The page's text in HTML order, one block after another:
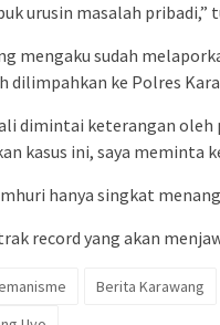
urusin masalah pribadi,”
mengaku sudah
dilimpahkan ke Polres
dimintai keterangan
kasus ini, saya meminta
hanya singkat
record yang akan
Berita Karawang